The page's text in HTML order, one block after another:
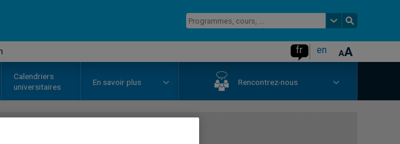
fr en
Calendriers
universitaires
En savoir plus Rencontrez-nous